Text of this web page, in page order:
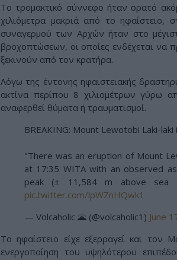
Το τρομακτικό σύννεφο ήταν ορατό
χιλιόμετρα μακριά από το
συναγερμού των Αρχών ήταν στο
βροχοπτώσεων, οι οποίες ενδέχεται
ξεκινούν από τον κρατήρα.
Λόγω της έντονης ηφαιστειακής
ακτίνα περίπου 8 χιλιομέτρων γύρω
αναφερθεί θύματα ή τραυματισμοί.
BREAKING: Mount Lewotobi Laki-
"There was an eruption of Mount
at 17:35 WITA with an observed
peak (± 11,584 m above sea
pic.twitter.com/lpWZnHQwk1
— Volcaholic 🌋 (@volcaholic1) June
Το ηφαίστειο είχε εξερραγεί και τον
ενεργοποίηση του υψηλότερου